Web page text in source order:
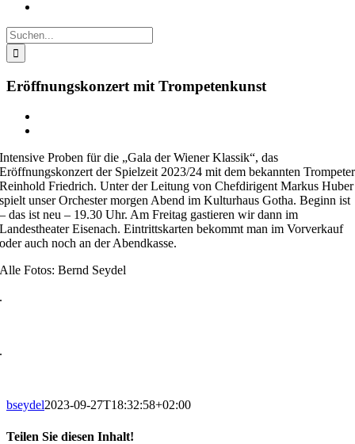
Suche
nach:
Eröffnungskonzert mit Trompetenkunst
Intensive Proben für die „Gala der Wiener Klassik“, das
Eröffnungskonzert der Spielzeit 2023/24 mit dem bekannten Trompeter
Reinhold Friedrich. Unter der Leitung von Chefdirigent Markus Huber
spielt unser Orchester morgen Abend im Kulturhaus Gotha. Beginn ist
– das ist neu – 19.30 Uhr. Am Freitag gastieren wir dann im
Landestheater Eisenach. Eintrittskarten bekommt man im Vorverkauf
oder auch noch an der Abendkasse.
Alle Fotos: Bernd Seydel
.
.
bseydel2023-09-27T18:32:58+02:00
Teilen Sie diesen Inhalt!